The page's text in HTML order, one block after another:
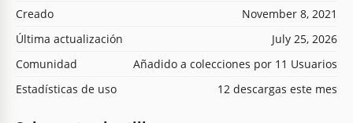
Creado
November 8, 2021
Última actualización
July 25, 2026
Comunidad
Añadido a colecciones por 11 Usuarios
Estadísticas de uso
12 descargas este mes